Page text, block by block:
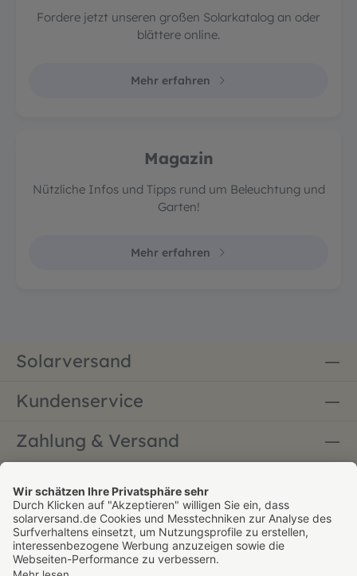
Fordere jetzt unseren großen Solarkatalog an oder
blättere online.
Mehr erfahren
Magazin
Nützliche Infos und Tipps rund um Beleuchtung und
Garten!
Mehr erfahren
Solarversand
Kundenservice
Zahlung & Versand
Bestellung widerrufen